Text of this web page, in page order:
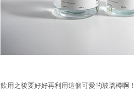
飲用之後要好好再利用這個可愛的玻璃樽啊